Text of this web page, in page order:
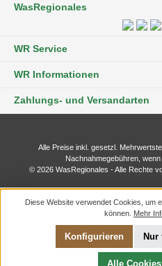
WasRegionales
WR Service
WR Informationen
Zahlungs- und Versandarten
Alle Preise inkl. gesetzl.
Nachnahmegebühren,
© 2026 WasRegionales - Alle Rechte
Diese Website verwendet Cookies, um
können. Mehr
Nur
Konfigurieren
Alle